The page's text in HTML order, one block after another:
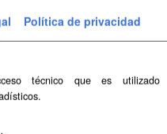
Política de privacidad
técnico que es utilizado